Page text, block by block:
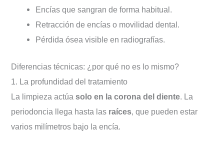
Encías que sangran de forma habitual.
Retracción de encías o movilidad dental.
Pérdida ósea visible en radiografías.
Diferencias técnicas: ¿por qué no es lo mismo?
1. La profundidad del tratamiento
La limpieza actúasolo en la corona del diente. La
periodoncia llega hasta las raíces, que pueden estar
varios milímetros bajo la encía.